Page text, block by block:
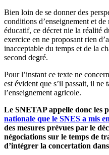
Bien loin de se donner des
conditions d’enseignement et
éducatif, ce décret nie la réalité
exercice en ne proposant rien
inacceptable du temps et de la
second degré.
Pour l’instant ce texte ne
est évident que s’il passait, il ne
l’enseignement agricole.
Le SNETAP appelle donc les
nationale que le SNES a mis
des mesures prévues par le
négociations sur le temps de
d’intégrer la concertation dans